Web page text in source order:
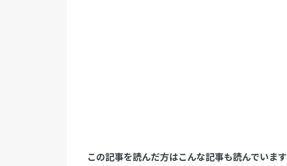
この記事を読んだ方はこんな記事も読んでいます